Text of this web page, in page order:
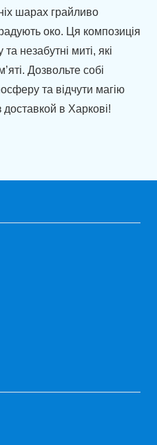
шарах грайливо
око. Ця композиція
незабутні миті, які
Дозвольте собі
та відчути магію
в Харкові!